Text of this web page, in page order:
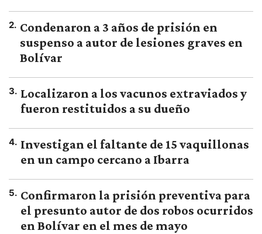
2. Condenaron a 3 años de prisión en
suspenso a autor de lesiones graves en
Bolívar
3. Localizaron a los vacunos extraviados y
fueron restituidos a su dueño
4. Investigan el faltante de 15 vaquillonas
en un campo cercano a Ibarra
5. Confirmaron la prisión preventiva para
el presunto autor de dos robos ocurridos
en Bolívar en el mes de mayo